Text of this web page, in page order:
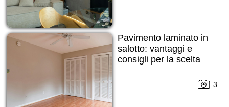
Pavimento laminato in
salotto: vantaggi e
consigli per la scelta
3